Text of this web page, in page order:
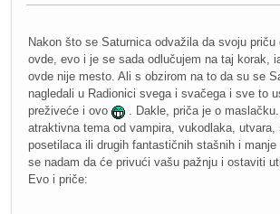
Nakon što se Saturnica odvažila da svoju
ovde, evo i je se sada odlučujem na taj korak,
ovde nije mesto. Ali s obzirom na to da su se
nagledali u Radionici svega i svačega i sve to
preživeće i ovo
. Dakle, priča je o
atraktivna tema od vampira, vukodlaka, utvara,
posetilaca ili drugih fantastičnih stašnih i
se nadam da će privući vašu pažnju i ostaviti
Evo i priče: